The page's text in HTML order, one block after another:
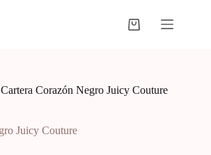
Cartera Corazón Negro Juicy Couture